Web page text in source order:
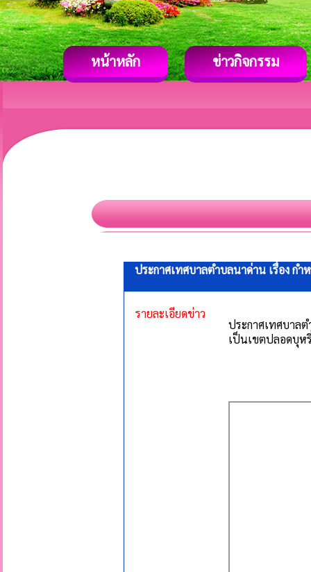
หน้าหลัก ข่าวกิจกรรม
ประกาศเทศบาลตำบลนาด่าน เรื่อง
รายละเอียดข่าว
ประกาศเทศบาล
เป็นเขตปลอดบุห